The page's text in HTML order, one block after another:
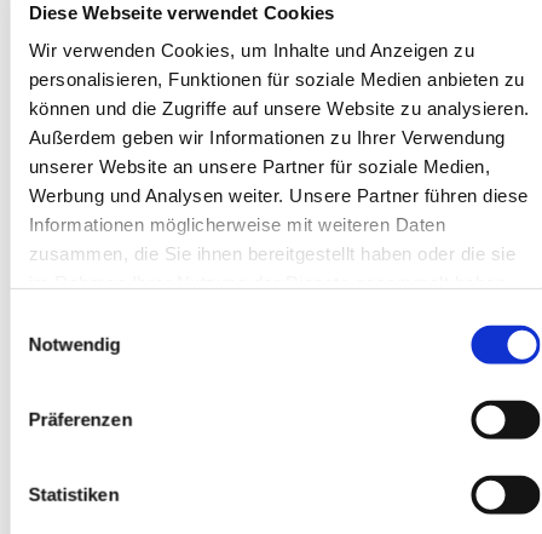
Diese Webseite verwendet Cookies
Wir verwenden Cookies, um Inhalte und Anzeigen zu
personalisieren, Funktionen für soziale Medien anbieten zu
können und die Zugriffe auf unsere Website zu analysieren.
Außerdem geben wir Informationen zu Ihrer Verwendung
unserer Website an unsere Partner für soziale Medien,
Werbung und Analysen weiter. Unsere Partner führen diese
Informationen möglicherweise mit weiteren Daten
zusammen, die Sie ihnen bereitgestellt haben oder die sie
Notwendig
Präferenzen
Statistiken
(Bibelstelle Eph 1,15-19 Züricher Bibel 2007). Worte wie
Glaube und Liebe, Weisheit und Offenbarung tauchen
dort auf. Die Frauen aus Taiwan möchten ihre
Erfahrungen mit uns teilen und Gottes wunderbare Taten
durch ihre Geschichten bezeugen.
Titelbild zum Weltgebetstag 2023
Das Titelbild mit dem Titel “I Have Heard About Your
Faith” stammt von der jungen taiwanischen Künstlerin
Motive, die Taiwans Besonderheiten hervorheben, um
und eine neue Vision bringt.